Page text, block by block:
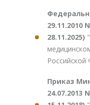
29.11.2010
28.11.2025)
Российской
Приказ
24.07.2013